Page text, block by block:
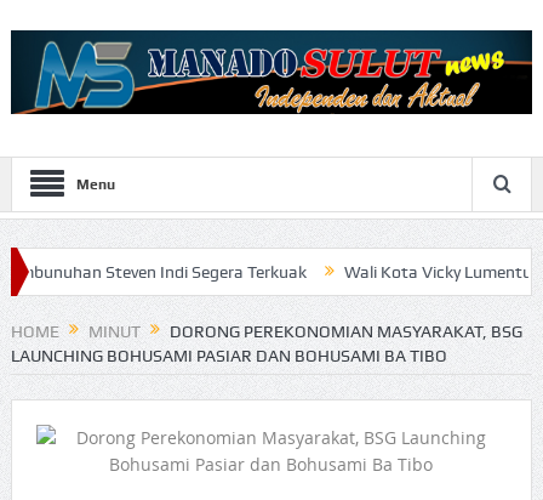
Menu
Indi Segera Terkuak Wali Kota Vicky Lumentut Serahkan
HOME MINUT
DORONG PEREKONOMIAN MASYARAKAT, BSG
LAUNCHING BOHUSAMI PASIAR DAN BOHUSAMI BA TIBO